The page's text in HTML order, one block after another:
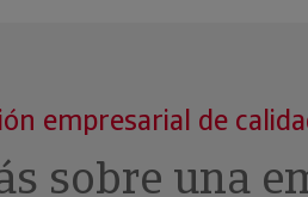
empresarial de
sobre una